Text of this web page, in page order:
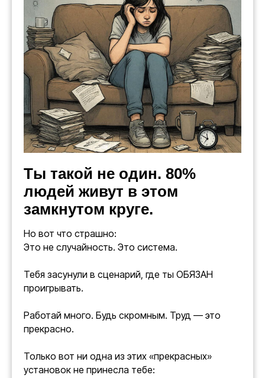
Ты такой не один. 80%
людей живут в этом
замкнутом круге.
Но вот что страшно:
Это не случайность. Это система.
Тебя засунули в сценарий, где ты ОБЯЗАН
проигрывать.
Работай много. Будь скромным. Труд — это
прекрасно.
Только вот ни одна из этих «прекрасных»
установок не принесла тебе: